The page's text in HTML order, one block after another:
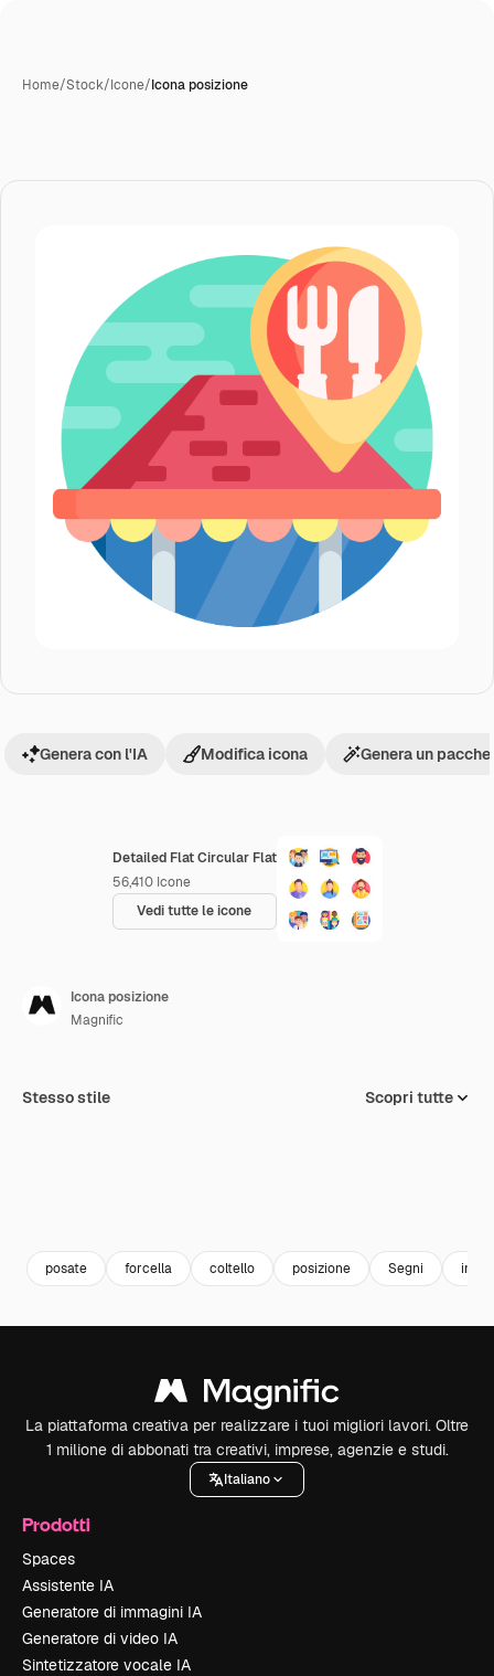
Home/Stock/Icone/Icona posizione
Detailed Flat Circular Flat
56,410 Icone
Vedi tutte le icone
Genera con l'IA Modifica icona Genera un
Icona posizione
Magnific
Stesso stile Scopri tutte
posate forcella coltello posizione Segni
La piattaforma creativa per realizzare i tuoi migliori lavori. Oltre
1 milione di abbonati tra creativi, imprese, agenzie e studi.
Italiano
Prodotti
Spaces
Assistente IA
Generatore di immagini IA
Generatore di video IA
Sintetizzatore vocale IA